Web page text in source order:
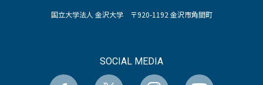
国立大学法人 金沢大学 〒920-1192 金沢市角間町
SOCIAL MEDIA